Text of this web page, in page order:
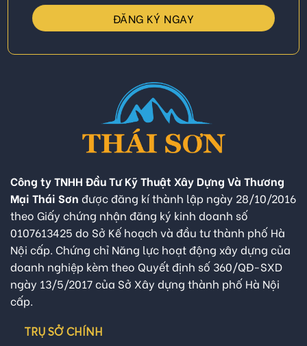
Công ty TNHH Đầu Tư Kỹ Thuật Xây Dựng Và Thương
Mại Thái Sơn được đăng kí thành lập ngày 28/10/2016
theo Giấy chứng nhận đăng ký kinh doanh số
0107613425 do Sở Kế hoạch và đầu tư thành phố Hà
Nội cấp. Chứng chỉ Năng lực hoạt động xây dựng của
doanh nghiệp kèm theo Quyết định số 360/QĐ-SXD
ngày 13/5/2017 của Sở Xây dựng thành phố Hà Nội
cấp.
TRỤ SỞ CHÍNH